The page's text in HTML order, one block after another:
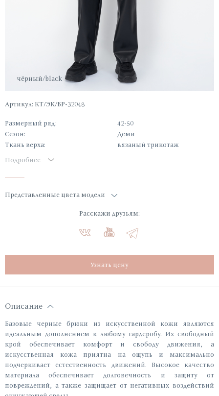
чёрный/black
Артикул: КТ/ЭК/БР-32048
Размерный ряд:
42-50
Сезон:
Деми
Ткань верха:
вязаный трикотаж
Подробнее
Представленные цвета модели
Расскажи друзьям:
Узнать цену
Описание
Базовые черные брюки из искусственной кожи являются
идеальным дополнением к любому гардеробу. Их свободный
крой обеспечивает комфорт и свободу движения, а
искусственная кожа приятна на ощупь и максимально
подчеркивает естественность движений. Высокое качество
материала обеспечивает долговечность и защиту от
повреждений, а также защищает от негативных воздействий